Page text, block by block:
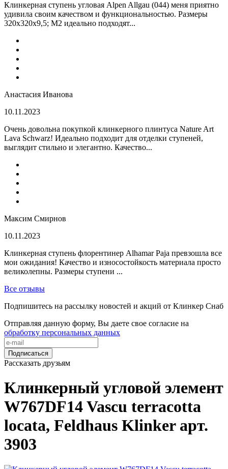
Клинкерная ступень угловая Alpen Allgau (044) меня приятно
удивила своим качеством и функциональностью. Размеры
320x320x9,5; M2 идеально подходят...
Анастасия Иванова
10.11.2023
Очень довольна покупкой клинкерного плинтуса Nature Art
Lava Schwarz! Идеально подходит для отделки ступеней,
выглядит стильно и элегантно. Качество...
Максим Смирнов
10.11.2023
Клинкерная ступень флорентинер Alhamar Paja превзошла все
мои ожидания! Качество и износостойкость материала просто
великолепны. Размеры ступени ...
Все отзывы
Подпишитесь на рассылку новостей и акций от Клинкер Снаб
Отправляя данную форму, Вы даете свое согласие на
обработку персональных данных
Подписаться
Рассказать друзьям
Клинкерный угловой элемент
W767DF14 Vascu terracotta
locata, Feldhaus Klinker арт.
3903